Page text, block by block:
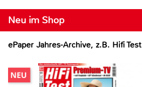
Neu im Shop
ePaper Jahres-Archive, z.B. Hifi Test